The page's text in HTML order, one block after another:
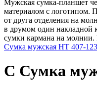
Мужская сумка-планшет
материалом с логотипом.
от друга отделения на
в друмом один накладной
сумки кармана на
Сумка мужская HT 407-123
С Сумка